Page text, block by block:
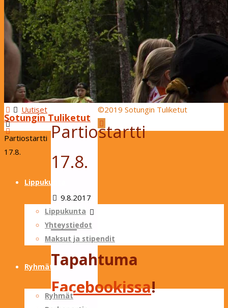
In English
Search
Search
for:
Search
Sotungin Tuliketut
Lippukunta
Lippukunta
Yhteystiedot
Maksut ja stipendit
Ryhmät
Ryhmät
Home
Uutiset
Partiostartti
17.8.
Partiostartti
17.8.
9.8.2017
17.8.2017
Uutiset
Tapahtuma
Facebookissa!
©2019 Sotungin Tuliketut
Back
to